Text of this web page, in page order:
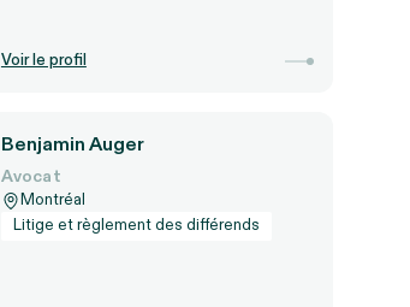
Voir le profil
Benjamin Auger
Avocat
Montréal
Litige et règlement des différends